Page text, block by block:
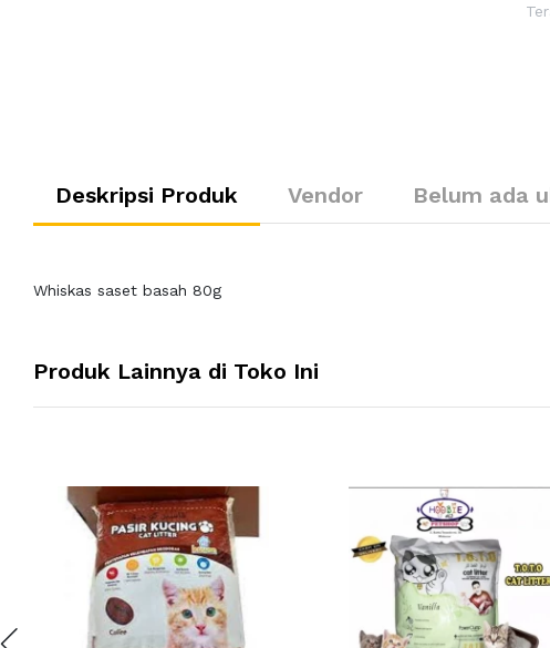
Deskripsi Produk Vendor Belum ada
Whiskas saset basah 80g
Produk Lainnya di Toko Ini